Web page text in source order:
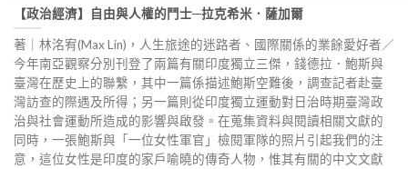
【政治經濟】自由與人權的鬥士─拉克希米．薩加爾
著｜林洺宥(Max Lin)，人生旅途的迷路者、國際關係的業餘愛好者／
今年南亞觀察分別刊登了兩篇有關印度獨立三傑，錢德拉．鮑斯與
臺灣在歷史上的聯繫，其中一篇係描述鮑斯空難後，調查記者赴臺
灣訪查的際遇及所得；另一篇則從印度獨立運動對日治時期臺灣政
治與社會運動所造成的影響與啟發。在蒐集資料與閱讀相關文獻的
同時，一張鮑斯與「一位女性軍官」檢閱軍隊的照片引起我們的注
意，這位女性是印度的家戶喻曉的傳奇人物，惟其有關的中文文獻